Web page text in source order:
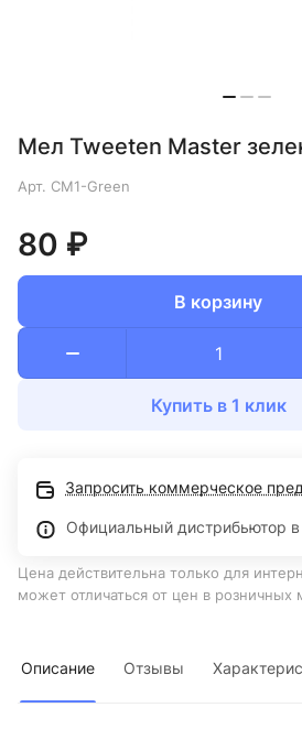
Мел Tweeten Master
Арт. CM1-Green
80 ₽
В корзину
Купить в 1 клик
Запросить коммерческое
Официальный дистрибьютор
Цена действительна только для
может отличаться от цен в розничных
Описание Отзывы